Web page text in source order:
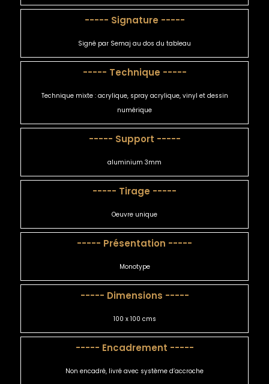
----- Signature -----
Signé par Semaj au dos du tableau
----- Technique -----
Technique mixte : acrylique, spray acrylique, vinyl et dessin
numérique
----- Support -----
aluminium 3mm
----- Tirage -----
Oeuvre unique
----- Présentation -----
Monotype
----- Dimensions -----
100 x 100 cms
----- Encadrement -----
Non encadré, livré avec système d’accroche